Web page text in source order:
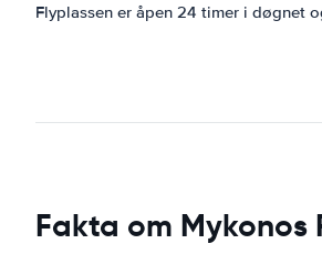
Flyplassen er åpen 24 timer i døgnet
Fakta om Mykonos